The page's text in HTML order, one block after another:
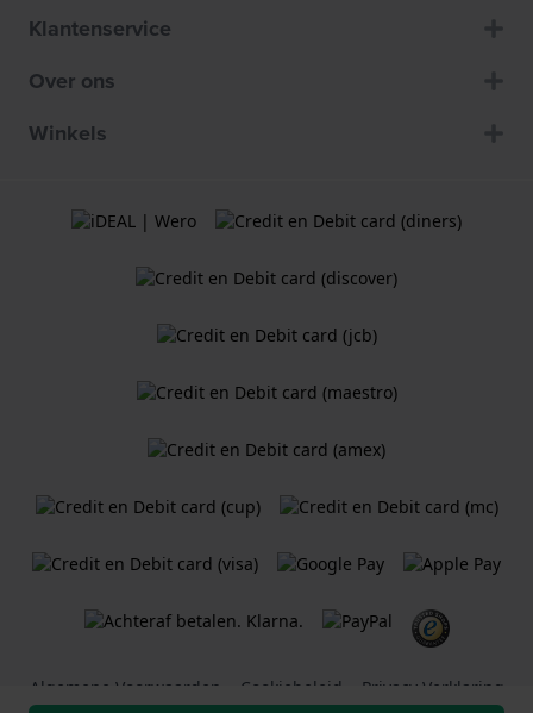
Klantenservice
Over ons
Winkels
Algemene Voorwaarden Cookiebeleid Privacy Verklaring